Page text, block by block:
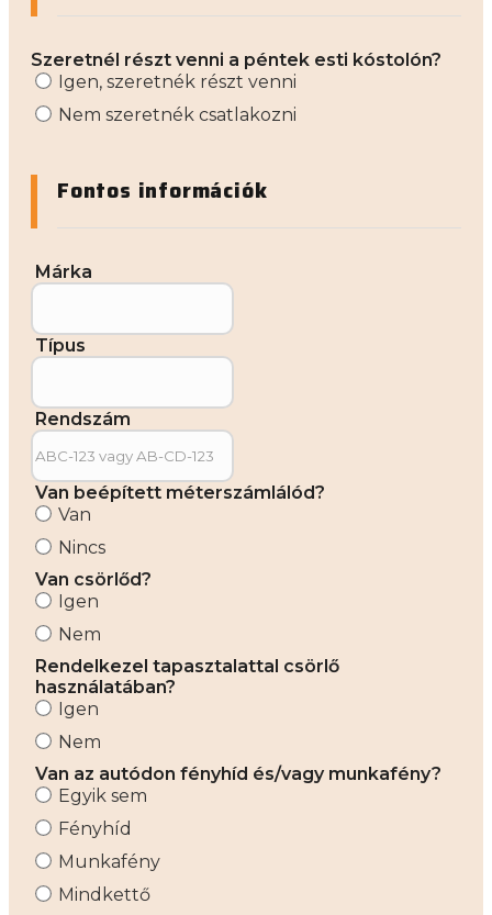
Szeretnél részt venni a péntek esti kóstolón?
Igen, szeretnék részt venni
Nem szeretnék csatlakozni
Fontos információk
Márka
Típus
Rendszám
Van beépített méterszámlálód?
Van
Nincs
Van csörlőd?
Igen
Nem
Rendelkezel tapasztalattal csörlő
használatában?
Igen
Nem
Van az autódon fényhíd és/vagy munkafény?
Egyik sem
Fényhíd
Munkafény
Mindkettő